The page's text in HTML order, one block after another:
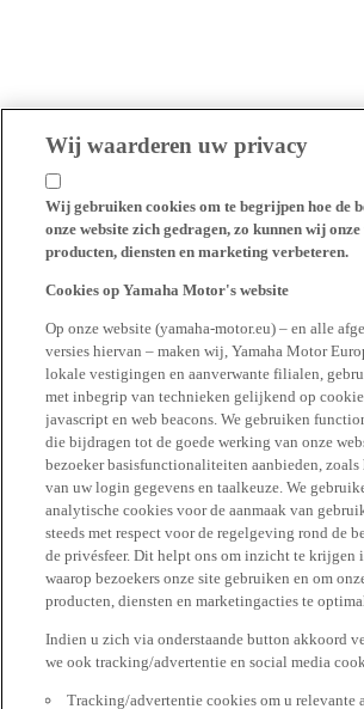
Wij waarderen uw privacy
Wij gebruiken cookies om te begrijpen hoe de
onze website zich gedragen, zo kunnen wij onze
producten, diensten en marketing verbeteren.
Cookies op Yamaha Motor's website
Op onze website (yamaha-motor.eu) – en alle
versies hiervan – maken wij, Yamaha Motor
lokale vestigingen en aanverwante filialen,
met inbegrip van technieken gelijkend op
javascript en web beacons. We gebruiken
die bijdragen tot de goede werking van onze
bezoeker basisfunctionaliteiten aanbieden, zoals
van uw login gegevens en taalkeuze. We
analytische cookies voor de aanmaak van
steeds met respect voor de regelgeving rond de
de privésfeer. Dit helpt ons om inzicht te krijgen
waarop bezoekers onze site gebruiken en om
producten, diensten en marketingacties te
Indien u zich via onderstaande button akkoord
we ook tracking/advertentie en social media
Tracking/advertentie cookies om u relevante